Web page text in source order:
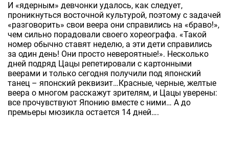
И «ядерным» девчонки удалось, как следует,
проникнуться восточной культурой, поэтому с задачей
«разговорить» свои веера они справились на «браво!»,
чем сильно порадовали своего хореографа. «Такой
номер обычно ставят неделю, а эти дети справились
за один день! Они просто невероятные!». Несколько
дней подряд Цацы репетировали с картонными
веерами и только сегодня получили под японский
танец – японский реквизит…Красные, черные, желтые
веера о многом расскажут зрителям, и Цацы уверены:
все прочувствуют Японию вместе с ними… А до
премьеры мюзикла остается 14 дней….